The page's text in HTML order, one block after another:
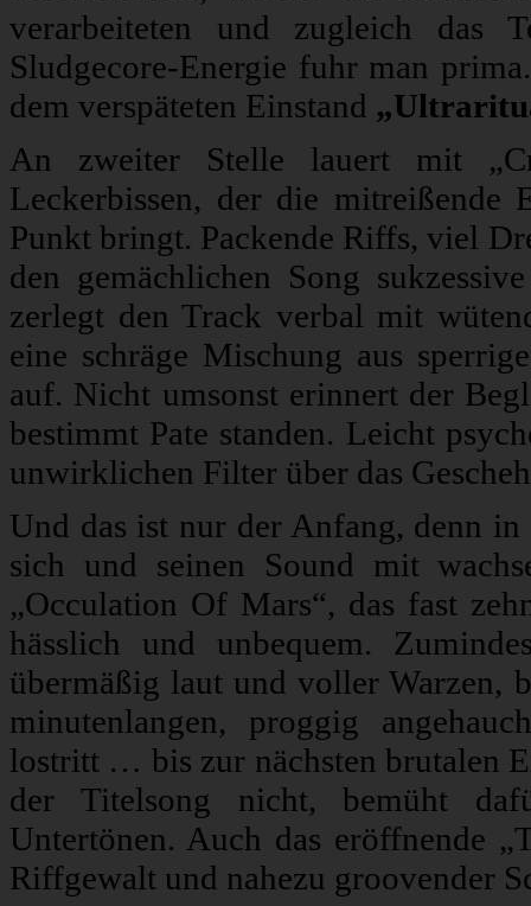
verarbeiteten und zugleich das
Sludgecore-Energie fuhr man
dem verspäteten Einstand
An zweiter Stelle lauert mit
Leckerbissen, der die mitreißende
Punkt bringt. Packende Riffs, viel
den gemächlichen Song
zerlegt den Track verbal mit
eine schräge Mischung aus
auf. Nicht umsonst erinnert der
bestimmt Pate standen. Leicht
unwirklichen Filter über das
Und das ist nur der Anfang, denn
sich und seinen Sound mit
„Occulation Of Mars“, das fast
hässlich und unbequem.
übermäßig laut und voller Warzen,
minutenlangen, proggig
lostritt … bis zur nächsten brutalen
der Titelsong nicht, bemüht
Untertönen. Auch das eröffnende
Riffgewalt und nahezu groovender